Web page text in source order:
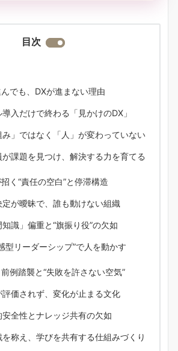
目次
でも、DXが進まない理由
入だけで終わる「見かけのDX」
み」ではなく「人」が変わっていない
課題を見つけ、解決する力を育てる
く“責任の空白”と停滞構造
が曖昧で、誰も動けない組織
識」偏重と“旗振り役”の欠如
型リーダーシップ”で人を動かす
例踏襲と“失敗を許さない空気”
価されず、変化が止まる文化
安全性とナレッジ共有の欠如
称え、学びを共有する仕組みづくり